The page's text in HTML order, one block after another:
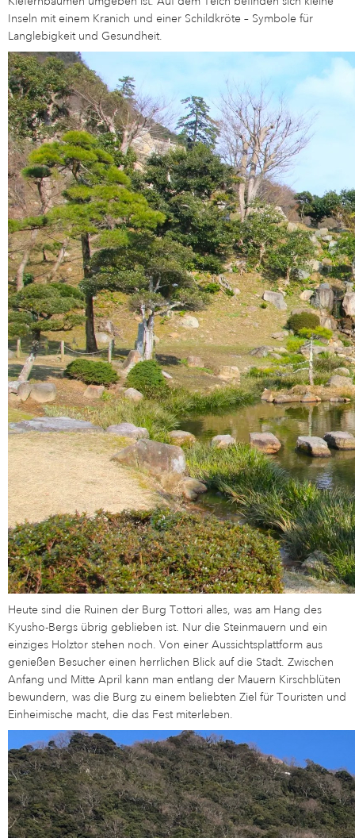
Inseln mit einem Kranich und einer Schildkröte – Symbole für
Langlebigkeit und Gesundheit.
Heute sind die Ruinen der Burg Tottori alles, was am Hang des
Kyusho-Bergs übrig geblieben ist. Nur die Steinmauern und ein
einziges Holztor stehen noch. Von einer Aussichtsplattform aus
genießen Besucher einen herrlichen Blick auf die Stadt. Zwischen
Anfang und Mitte April kann man entlang der Mauern Kirschblüten
bewundern, was die Burg zu einem beliebten Ziel für Touristen und
Einheimische macht, die das Fest miterleben.